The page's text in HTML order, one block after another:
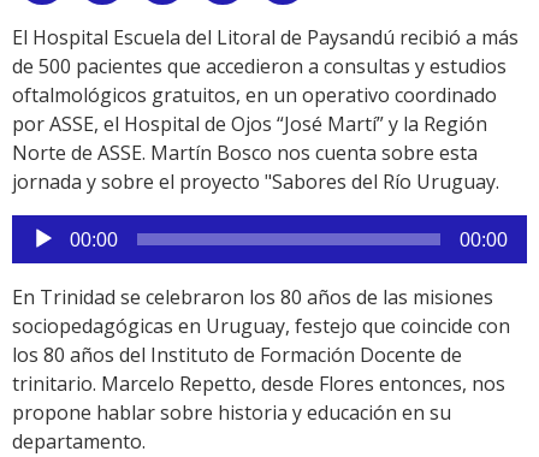
Link
El Hospital Escuela del Litoral de Paysandú recibió a más
de 500 pacientes que accedieron a consultas y estudios
oftalmológicos gratuitos, en un operativo coordinado
por ASSE, el Hospital de Ojos “José Martí” y la Región
Norte de ASSE. Martín Bosco nos cuenta sobre esta
jornada y sobre el proyecto "Sabores del Río Uruguay.
Reproductor
de
audio
00:00 00:00
En Trinidad se celebraron los 80 años de las misiones
sociopedagógicas en Uruguay, festejo que coincide con
los 80 años del Instituto de Formación Docente de
trinitario. Marcelo Repetto, desde Flores entonces, nos
propone hablar sobre historia y educación en su
departamento.